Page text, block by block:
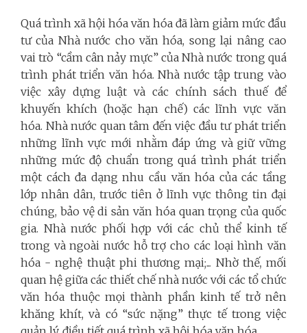
Quá trình xã hội hóa văn hóa đã làm giảm mức đầu
tư của Nhà nước cho văn hóa, song lại nâng cao
vai trò “cầm cân nảy mực” của Nhà nước trong quá
trình phát triển văn hóa. Nhà nước tập trung vào
việc xây dựng luật và các chính sách thuế để
khuyến khích (hoặc hạn chế) các lĩnh vực văn
hóa. Nhà nước quan tâm đến việc đầu tư phát triển
những lĩnh vực mới nhằm đáp ứng và giữ vững
những mức độ chuẩn trong quá trình phát triển
một cách đa dạng nhu cầu văn hóa của các tầng
lớp nhân dân, trước tiên ở lĩnh vực thông tin đại
chúng, bảo vệ di sản văn hóa quan trọng của quốc
gia. Nhà nước phối hợp với các chủ thể kinh tế
trong và ngoài nước hỗ trợ cho các loại hình văn
hóa - nghệ thuật phi thương mại;... Nhờ thế, mối
quan hệ giữa các thiết chế nhà nước với các tổ chức
văn hóa thuộc mọi thành phần kinh tế trở nên
khăng khít, và có “sức nặng” thực tế trong việc